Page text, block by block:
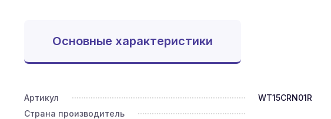
Основные характеристики
Артикул
WT15CRN01R
Страна производитель